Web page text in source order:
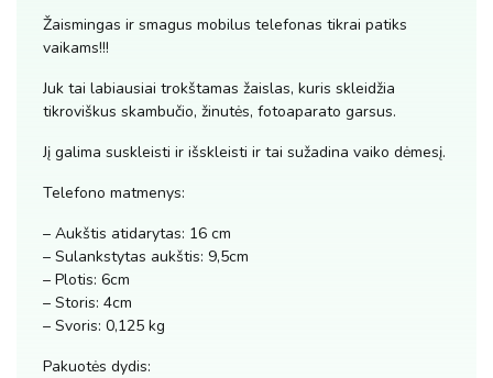
Žaismingas ir smagus mobilus telefonas tikrai patiks
vaikams!!!
Juk tai labiausiai trokštamas žaislas, kuris skleidžia
tikroviškus skambučio, žinutės, fotoaparato garsus.
Jį galima suskleisti ir išskleisti ir tai sužadina vaiko dėmesį.
Telefono matmenys:
– Aukštis atidarytas: 16 cm
– Sulankstytas aukštis: 9,5cm
– Plotis: 6cm
– Storis: 4cm
– Svoris: 0,125 kg
Pakuotės dydis: